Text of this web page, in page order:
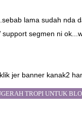
lama sudah nda
segmen ni
jer banner kanak2
TROPI UNTUK